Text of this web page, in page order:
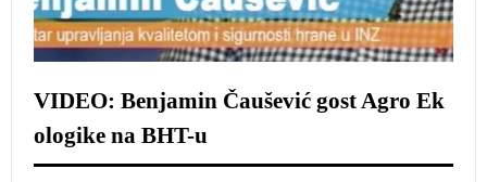
VIDEO: Benjamin Čaušević gost Agro Ek
ologike na BHT-u